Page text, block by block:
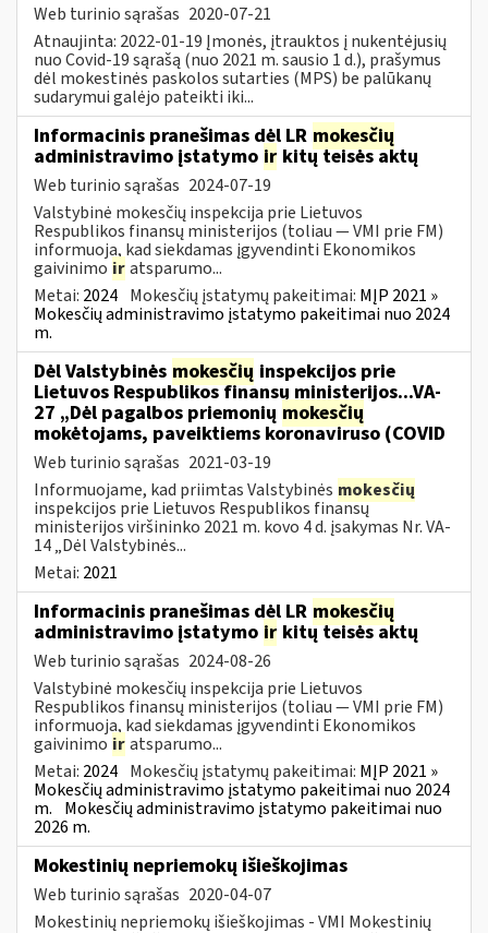
Web turinio sąrašas 2020-07-21
Atnaujinta: 2022-01-19 Įmonės, įtrauktos į nukentėjusių
nuo Covid-19 sąrašą (nuo 2021 m. sausio 1 d.), prašymus
dėl mokestinės paskolos sutarties (MPS) be palūkanų
sudarymui galėjo pateikti iki...
Informacinis pranešimas dėl LR mokesčių
administravimo įstatymo ir kitų teisės aktų
Web turinio sąrašas 2024-07-19
Valstybinė mokesčių inspekcija prie Lietuvos
Respublikos finansų ministerijos (toliau — VMI prie FM)
informuoja, kad siekdamas įgyvendinti Ekonomikos
gaivinimo iratsparumo...
Metai: 2024 Mokesčių įstatymų pakeitimai: MĮP 2021 »
Mokesčių administravimo įstatymo pakeitimai nuo 2024
m.
Dėl Valstybinės mokesčių inspekcijos prie
Lietuvos Respublikos finansų ministerijos...VA-
27 „Dėl pagalbos priemonių mokesčių
mokėtojams, paveiktiems koronaviruso (COVID
Web turinio sąrašas 2021-03-19
Informuojame, kad priimtas Valstybinės mokesčių
inspekcijos prie Lietuvos Respublikos finansų
ministerijos viršininko 2021 m. kovo 4 d. įsakymas Nr. VA-
14 „Dėl Valstybinės...
Metai: 2021
Informacinis pranešimas dėl LR mokesčių
administravimo įstatymo ir kitų teisės aktų
Web turinio sąrašas 2024-08-26
Valstybinė mokesčių inspekcija prie Lietuvos
Respublikos finansų ministerijos (toliau — VMI prie FM)
informuoja, kad siekdamas įgyvendinti Ekonomikos
gaivinimo iratsparumo...
Metai: 2024 Mokesčių įstatymų pakeitimai: MĮP 2021 »
Mokesčių administravimo įstatymo pakeitimai nuo 2024
m. Mokesčių administravimo įstatymo pakeitimai nuo
2026 m.
Mokestinių nepriemokų išieškojimas
Web turinio sąrašas 2020-04-07
Mokestinių nepriemokų išieškojimas - VMI Mokestinių